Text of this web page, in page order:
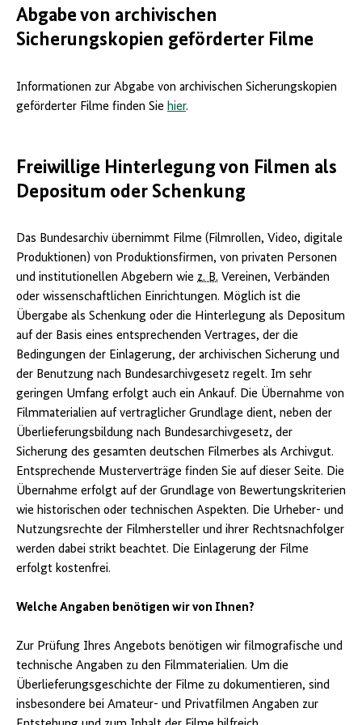
Abgabe von archivischen
Sicherungskopien geförderter Filme
Informationen zur Abgabe von archivischen Sicherungskopien
geförderter Filme finden Sie hier.
Freiwillige Hinterlegung von Filmen als
Depositum oder Schenkung
Das Bundesarchiv übernimmt Filme (Filmrollen, Video, digitale
Produktionen) von Produktionsfirmen, von privaten Personen
und institutionellen Abgebern wie z. B. Vereinen, Verbänden
oder wissenschaftlichen Einrichtungen. Möglich ist die
Übergabe als Schenkung oder die Hinterlegung als Depositum
auf der Basis eines entsprechenden Vertrages, der die
Bedingungen der Einlagerung, der archivischen Sicherung und
der Benutzung nach Bundesarchivgesetz regelt. Im sehr
geringen Umfang erfolgt auch ein Ankauf. Die Übernahme von
Filmmaterialien auf vertraglicher Grundlage dient, neben der
Überlieferungsbildung nach Bundesarchivgesetz, der
Sicherung des gesamten deutschen Filmerbes als Archivgut.
Entsprechende Musterverträge finden Sie auf dieser Seite. Die
Übernahme erfolgt auf der Grundlage von Bewertungskriterien
wie historischen oder technischen Aspekten. Die Urheber- und
Nutzungsrechte der Filmhersteller und ihrer Rechtsnachfolger
werden dabei strikt beachtet. Die Einlagerung der Filme
erfolgt kostenfrei.
Welche Angaben benötigen wir von Ihnen?
Zur Prüfung Ihres Angebots benötigen wir filmografische und
technische Angaben zu den Filmmaterialien. Um die
Überlieferungsgeschichte der Filme zu dokumentieren, sind
insbesondere bei Amateur- und Privatfilmen Angaben zur